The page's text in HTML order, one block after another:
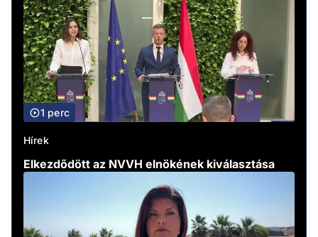
1 perc
Hírek
Elkezdődött az NVVH elnökének kiválasztása